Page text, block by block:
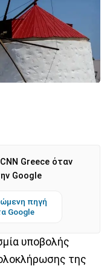
Greece όταν
Google
πηγή
Google
υποβολής
της